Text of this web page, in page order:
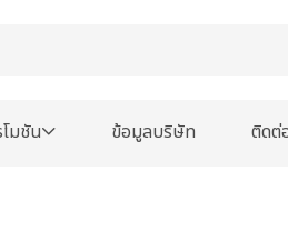
มชัน ข้อมูลบริษัท ติดต่